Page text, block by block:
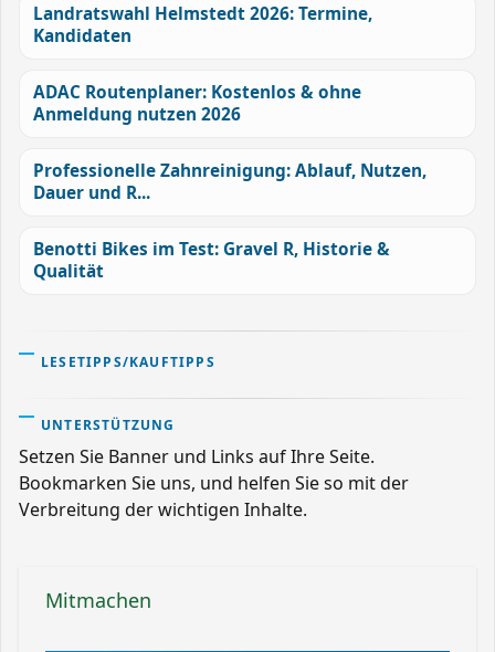
Landratswahl Helmstedt 2026: Termine,
Kandidaten
ADAC Routenplaner: Kostenlos & ohne
Anmeldung nutzen 2026
Professionelle Zahnreinigung: Ablauf, Nutzen,
Dauer und R...
Benotti Bikes im Test: Gravel R, Historie &
Qualität
LESETIPPS/KAUFTIPPS
UNTERSTÜTZUNG
Setzen Sie Banner und Links auf Ihre Seite.
Bookmarken Sie uns, und helfen Sie so mit der
Verbreitung der wichtigen Inhalte.
Mitmachen